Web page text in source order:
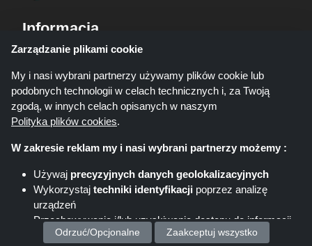
Informacja
Organ Odpowiedzialny
Polityka prywatności
Blogi
Zarządzanie plikami cookie
My i nasi wybrani partnerzy używamy plików cookie lub
podobnych technologii w celach technicznych i, za Twoją
zgodą, w innych celach opisanych w naszym
Polityka plików cookies.
W zakresie reklam my i nasi wybrani partnerzy możemy :
Używaj precyzyjnych danych geolokalizacyjnych
Wykorzystaj techniki identyfikacji poprzez analizę
urządzeń
Przechowywanie i/lub uzyskiwanie dostępu do informacji
na urządzeniu
Odrzuć/Opcjonalne Zaakceptuj wszystko